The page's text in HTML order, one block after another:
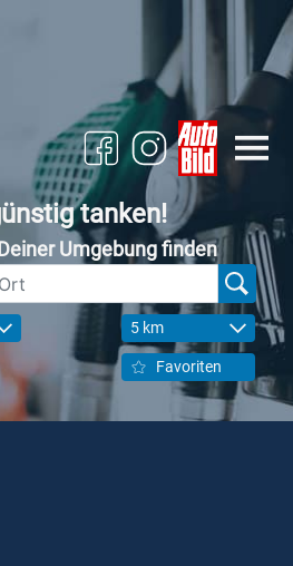
tanken!
Umgebung finden
5 km
Favoriten